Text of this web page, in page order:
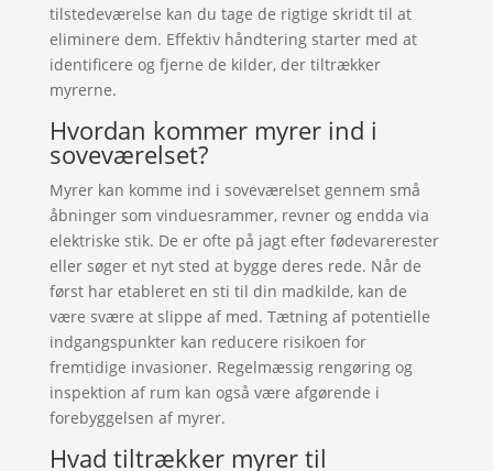
tilstedeværelse kan du tage de rigtige skridt til at
eliminere dem. Effektiv håndtering starter med at
identificere og fjerne de kilder, der tiltrækker
myrerne.
Hvordan kommer myrer ind i
soveværelset?
Myrer kan komme ind i soveværelset gennem små
åbninger som vinduesrammer, revner og endda via
elektriske stik. De er ofte på jagt efter fødevarerester
eller søger et nyt sted at bygge deres rede. Når de
først har etableret en sti til din madkilde, kan de
være svære at slippe af med. Tætning af potentielle
indgangspunkter kan reducere risikoen for
fremtidige invasioner. Regelmæssig rengøring og
inspektion af rum kan også være afgørende i
forebyggelsen af myrer.
Hvad tiltrækker myrer til